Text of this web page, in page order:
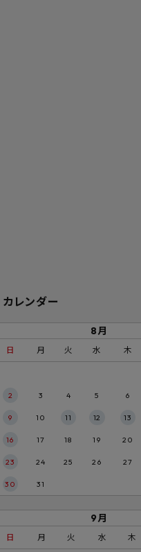
カレンダー
8月
日 月 火 水 木
2 3 4 5 6
9 10 11 12 13
16 17 18 19 20
23 24 25 26 27
30 31
9月
日 月 火 水 木